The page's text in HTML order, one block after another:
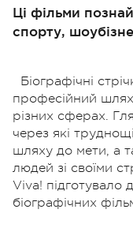
Ці фільми
спорту,
Біографічні
професійний
різних сферах.
через які
шляху до мети, а
людей зі своїми
Viva! підготувало
біографічних